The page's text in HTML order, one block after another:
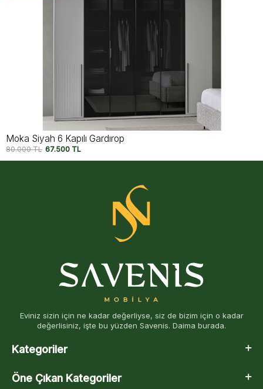
Moka Siyah 6 Kapılı Gardırop
80.000TL 67.500 TL
Eviniz sizin için ne kadar değerliyse, siz de bizim için o kadar
değerlisiniz, işte bu yüzden Savenis. Daima burada.
Kategoriler
Öne Çıkan Kategoriler